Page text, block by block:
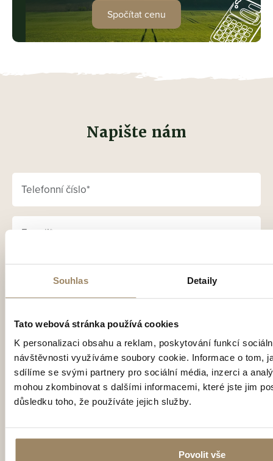
Souhlas Detaily
Tato webová stránka používá cookies
K personalizaci obsahu a reklam, poskytování funkcí
návštěvnosti využíváme soubory cookie. Informace o tom,
sdílíme se svými partnery pro sociální média, inzerci a
mohou zkombinovat s dalšími informacemi, které jste jim
důsledku toho, že používáte jejich služby.
Povolit vše
Spočítat cenu
Napište nám
Vaše osobní údaje zpracováváme v souladu se Zásadami
pro zpracování a ochranu osobních údajů, v nichž
naleznete také potřebné podrobnosti o vašich právech
souvisejících se zpracováním vašich osobních údajů.
Přeji si odebírat novinky a souhlasím se zasíláním
obchodních sdělení